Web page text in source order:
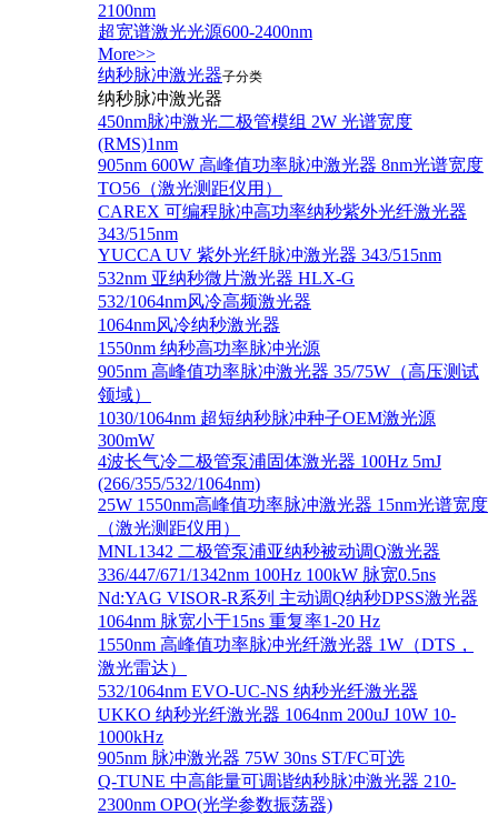
2100nm
超宽谱激光光源600-2400nm
More>>
纳秒脉冲激光器子分类
纳秒脉冲激光器
450nm脉冲激光二极管模组 2W 光谱宽度
(RMS)1nm
905nm 600W 高峰值功率脉冲激光器 8nm光谱宽度
TO56（激光测距仪用）
CAREX 可编程脉冲高功率纳秒紫外光纤激光器
343/515nm
YUCCA UV 紫外光纤脉冲激光器 343/515nm
532nm 亚纳秒微片激光器 HLX-G
532/1064nm风冷高频激光器
1064nm风冷纳秒激光器
1550nm 纳秒高功率脉冲光源
905nm 高峰值功率脉冲激光器 35/75W（高压测试
领域）
1030/1064nm 超短纳秒脉冲种子OEM激光源
300mW
4波长气冷二极管泵浦固体激光器 100Hz 5mJ
(266/355/532/1064nm)
25W 1550nm高峰值功率脉冲激光器 15nm光谱宽度
（激光测距仪用）
MNL1342 二极管泵浦亚纳秒被动调Q激光器
336/447/671/1342nm 100Hz 100kW 脉宽0.5ns
Nd:YAG VISOR-R系列 主动调Q纳秒DPSS激光器
1064nm 脉宽小于15ns 重复率1-20 Hz
1550nm 高峰值功率脉冲光纤激光器 1W（DTS，
激光雷达）
532/1064nm EVO-UC-NS 纳秒光纤激光器
UKKO 纳秒光纤激光器 1064nm 200uJ 10W 10-
1000kHz
905nm 脉冲激光器 75W 30ns ST/FC可选
Q-TUNE 中高能量可调谐纳秒脉冲激光器 210-
2300nm OPO(光学参数振荡器)